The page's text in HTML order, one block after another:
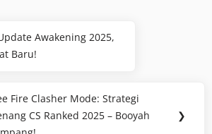
Awakening 2025,
Baru!
Fire Clasher Mode: Strategi
CS Ranked 2025 – Booyah
❯